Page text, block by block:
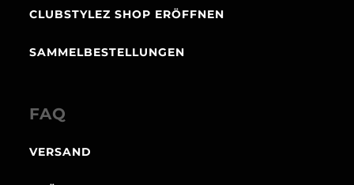
CLUBSTYLEZ SHOP ERÖFFNEN
SAMMELBESTELLUNGEN
FAQ
VERSAND